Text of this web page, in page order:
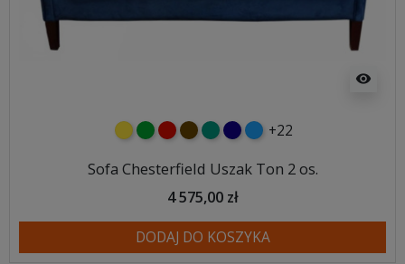
visibility
żółtyzielonyczerwony
czekoladowy
turkusowy
granatowy
niebieski
+22
Sofa Chesterfield Uszak Ton 2 os.
4 575,00 zł
DODAJ DO KOSZYKA